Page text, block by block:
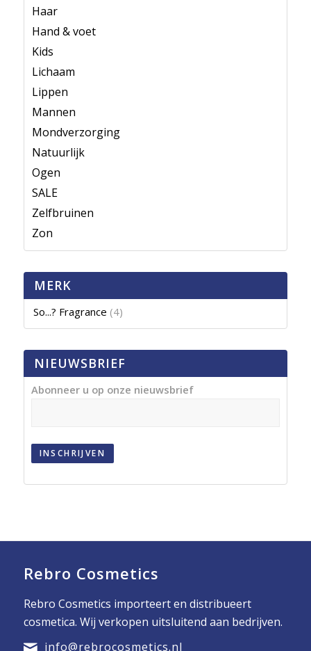
Haar
Hand & voet
Kids
Lichaam
Lippen
Mannen
Mondverzorging
Natuurlijk
Ogen
SALE
Zelfbruinen
Zon
MERK
So...? Fragrance (4)
NIEUWSBRIEF
Abonneer u op onze nieuwsbrief
INSCHRIJVEN
Rebro Cosmetics
Rebro Cosmetics importeert en distribueert
cosmetica. Wij verkopen uitsluitend aan bedrijven.
info@rebrocosmetics.nl